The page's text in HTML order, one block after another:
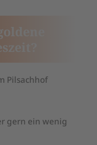
Pilsachhof
gern ein wenig